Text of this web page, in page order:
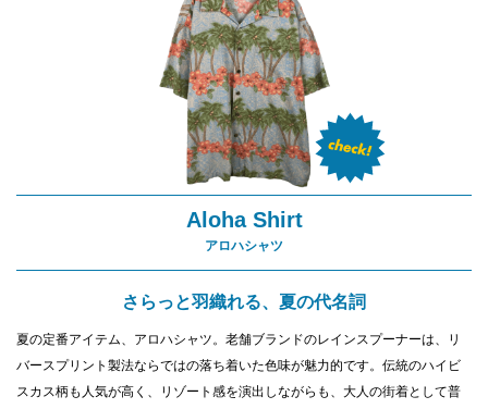
Aloha Shirt
アロハシャツ
さらっと羽織れる、夏の代名詞
夏の定番アイテム、アロハシャツ。老舗ブランドのレインスプーナーは、リ
バースプリント製法ならではの落ち着いた色味が魅力的です。伝統のハイビ
スカス柄も人気が高く、リゾート感を演出しながらも、大人の街着として普